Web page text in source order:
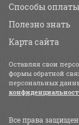
Способы оплаты
Полезно знать
Карта сайта
Оставляя свои
формы обратной
персональных
Все права